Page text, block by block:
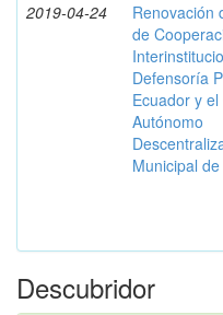
2019-04-24
Renovación
de
Defensoría
Ecuador y
Autónomo
Municipal
Descubridor